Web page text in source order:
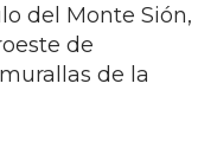
del Monte Sión,
de
de la